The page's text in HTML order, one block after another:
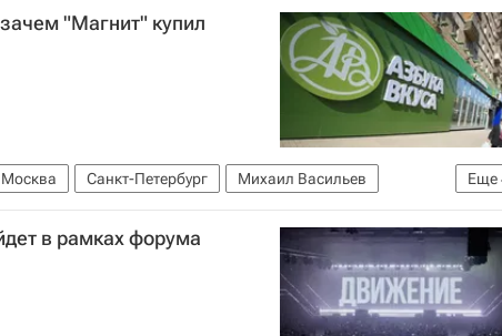
"Магнит" купил
Еще
Москва Санкт-Петербург
Михаил Васильев
X5 Retail Group Пятерочка (сеть магазинов)
в рамках форума